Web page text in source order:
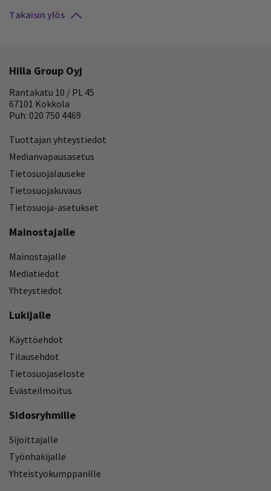
Takaisin ylös
Hilla Group Oyj
Rantakatu 10 / PL 45
67101 Kokkola
Puh: 020 750 4469
Tuottajan yhteystiedot
Medianvapausasetus
Tietosuojalauseke
Tietosuojakuvaus
Tietosuoja-asetukset
Mainostajalle
Mainostajalle
Mediatiedot
Yhteystiedot
Lukijalle
Käyttöehdot
Tilausehdot
Tietosuojaseloste
Evästeilmoitus
Sidosryhmille
Sijoittajalle
Työnhakijalle
Yhteistyökumppanille